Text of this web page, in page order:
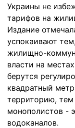
Украины не
тарифов на
Издание
успокаивают
жилищно-
власти на
берутся
квадратный
территорию,
монополистов -
водоканалов.